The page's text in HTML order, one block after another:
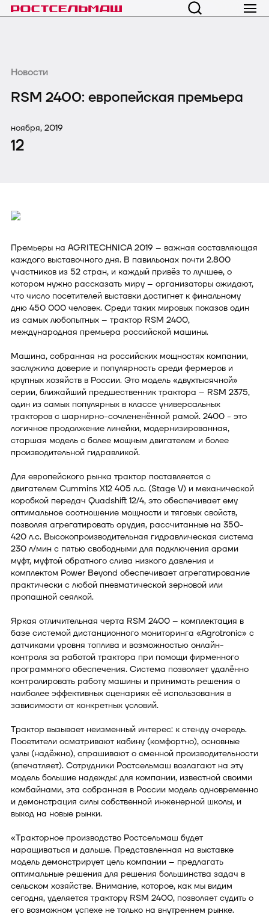
Новости
RSM 2400: европейская премьера
ноября, 2019
12
Премьеры на AGRITECHNICA 2019 – важная составляющая
каждого выставочного дня. В павильонах почти 2.800
участников из 52 стран, и каждый привёз то лучшее, о
котором нужно рассказать миру – организаторы ожидают,
что число посетителей выставки достигнет к финальному
дню 450 000 человек. Среди таких мировых показов один
из самых любопытных – трактор RSM 2400,
международная премьера российской машины.
Машина, собранная на российских мощностях компании,
заслужила доверие и популярность среди фермеров и
крупных хозяйств в России. Это модель «двухтысячной»
серии, ближайший предшественник трактора – RSM 2375,
один из самых популярных в классе универсальных
тракторов с шарнирно-сочлененённой рамой. 2400 - это
логичное продолжение линейки, модернизированная,
старшая модель с более мощным двигателем и более
производительной гидравликой.
Для европейского рынка трактор поставляется с
двигателем Cummins X12 405 л.с. (Stage V) и механической
коробкой передач Quadshift 12/4, это обеспечивает ему
оптимальное соотношение мощности и тяговых свойств,
позволяя агрегатировать орудия, рассчитанные на 350-
420 л.с. Высокопроизводительная гидравлическая система
230 л/мин с пятью свободными для подключения арами
муфт, муфтой обратного слива низкого давления и
комплектом Power Beyond обеспечивает агрегатирование
практически с любой пневматической зерновой или
пропашной сеялкой.
Яркая отличительная черта RSM 2400 – комплектация в
базе системой дистанционного мониторинга «Agrotronic» с
датчиками уровня топлива и возможностью онлайн-
контроля за работой трактора при помощи фирменного
программного обеспечения. Система позволяет удалённо
контролировать работу машины и принимать решения о
наиболее эффективных сценариях её использования в
зависимости от конкретных условий.
Трактор вызывает неизменный интерес: к стенду очередь.
Посетители осматривают кабину (комфортно), основные
узлы (надёжно), спрашивают о сменной производительности
(впечатляет). Сотрудники Ростсельмаш возлагают на эту
модель большие надежды: для компании, известной своими
комбайнами, эта собранная в России модель одновременно
и демонстрация силы собственной инженерной школы, и
выход на новые рынки.
«Тракторное производство Ростсельмаш будет
наращиваться и дальше. Представленная на выставке
модель демонстрирует цель компании – предлагать
оптимальные решения для решения большинства задач в
сельском хозяйстве. Внимание, которое, как мы видим
сегодня, уделяется трактору RSM 2400, позволяет судить о
его возможном успехе не только на внутреннем рынке.